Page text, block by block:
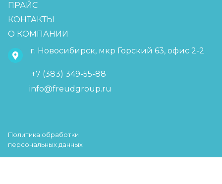
ПРАЙС
КОНТАКТЫ
О КОМПАНИИ
г. Новосибирск, мкр Горский 63, офис 2-2
+7 (383) 349-55-88
info@freudgroup.ru
Политика обработки
персональных данных